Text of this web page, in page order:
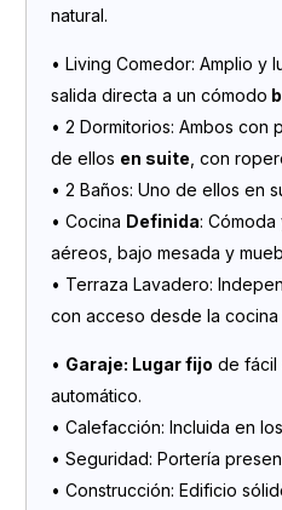
natural.
• Living Comedor: Amplio y
salida directa a un cómodo
• 2 Dormitorios: Ambos con
de ellos en suite , con
• 2 Baños: Uno de ellos en
• Cocina Definida:
aéreos, bajo mesada y
• Terraza Lavadero:
con acceso desde la
• Garaje: Lugar fijo de fácil
automático.
• Calefacción: Incluida en
• Seguridad: Portería
• Construcción: Edificio